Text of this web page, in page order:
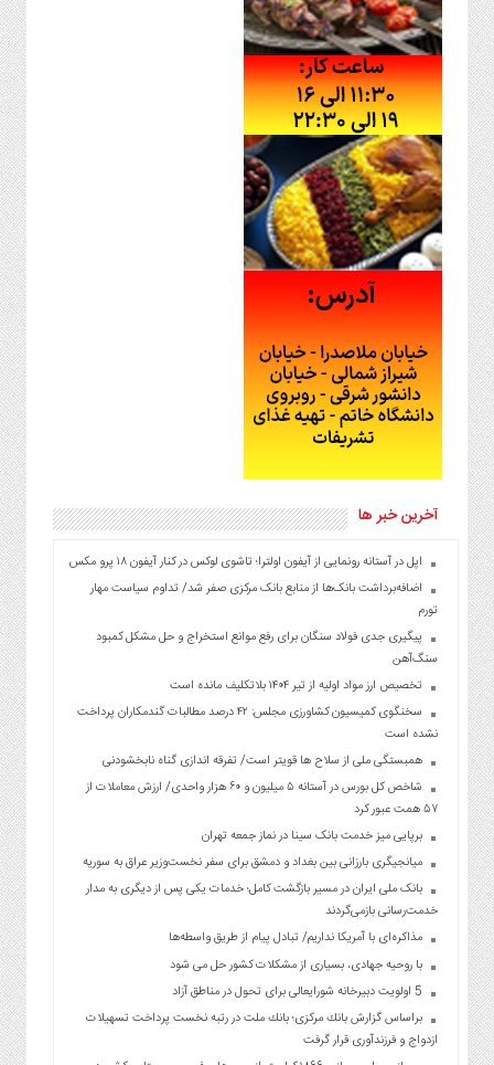
آخرین خبر ها
اپل در آستانه رونمایی از آیفون اولترا؛ تاشوی لوکس در کنار آیفون ۱۸ پرو مکس
اضافه‌برداشت بانک‌ها از منابع بانک مرکزی صفر شد/ تداوم سیاست مهار
تورم
پیگیری جدی فولاد سنگان برای رفع موانع استخراج و حل مشکل کمبود
سنگ‌آهن
تخصیص ارز مواد اولیه از تیر ۱۴۰۴ بلاتکلیف مانده است
سخنگوی کمیسیون کشاورزی مجلس: ۴۲ درصد مطالبات گندمکاران پرداخت
نشده است
همبستگی ملی از سلاح ها قویتر است/ تفرقه اندازی گناه نابخشودنی
شاخص کل بورس در آستانه ۵ میلیون و ۶۰ هزار واحدی/ ارزش معاملات از
۵۷ همت عبور کرد
برپایی میز خدمت بانک سینا در نماز جمعه تهران
میانجیگری بارزانی بین بغداد و دمشق برای سفر نخست‌وزیر عراق به سوریه
بانک ملی ایران در مسیر بازگشت کامل؛ خدمات یکی پس از دیگری به مدار
خدمت‌رسانی بازمی‌گردند
مذاکره‌ای با آمریکا نداریم/ تبادل پیام از طریق واسطه‌ها
با روحیه جهادی، بسیاری از مشکلات کشور حل می شود
5 اولویت دبیرخانه شورایعالی برای تحول در مناطق آزاد
براساس گزارش بانك مركزی؛ بانك ملت در رتبه نخست پرداخت تسهیلات
ازدواج و فرزندآوری قرار گرفت